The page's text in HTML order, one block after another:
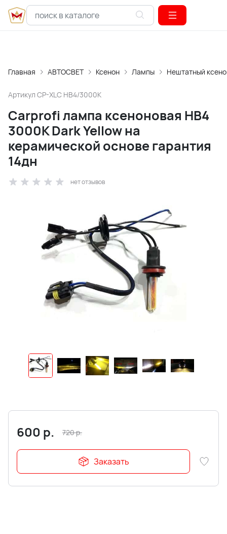
Главная АВТОСВЕТ Ксенон Лампы Нештатный
Артикул CP-XLC HB4/3000K
Carprofi лампа ксеноновая HB4
3000K Dark Yellow на
керамической основе гарантия
14дн
нет отзывов
600 р. 720р.
Заказать